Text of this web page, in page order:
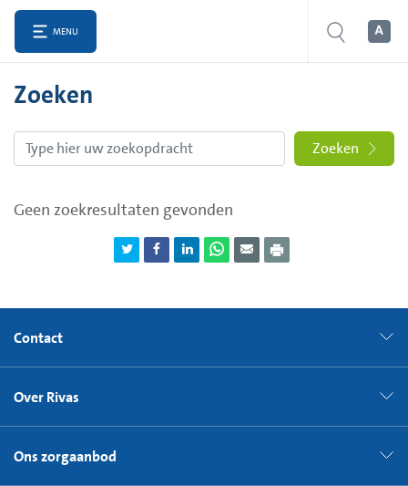
MENU
Zoeken
Zoeken
Geen zoekresultaten gevonden
Contact
Over Rivas
Ons zorgaanbod